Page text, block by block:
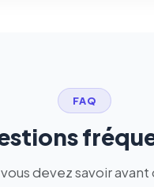
FAQ
devez savoir avant